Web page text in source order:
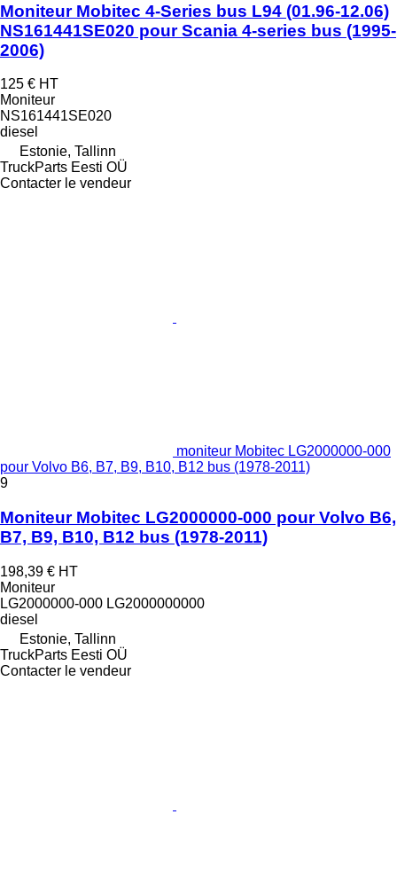
Moniteur Mobitec 4-Series bus L94 (01.96-12.06)
NS161441SE020 pour Scania 4-series bus (1995-
2006)
125 € HT
Moniteur
NS161441SE020
diesel
Estonie, Tallinn
TruckParts Eesti OÜ
Contacter le vendeur
moniteur Mobitec LG2000000-000
pour Volvo B6, B7, B9, B10, B12 bus (1978-2011)
9
Moniteur Mobitec LG2000000-000 pour Volvo B6,
B7, B9, B10, B12 bus (1978-2011)
198,39 € HT
Moniteur
LG2000000-000 LG2000000000
diesel
Estonie, Tallinn
TruckParts Eesti OÜ
Contacter le vendeur